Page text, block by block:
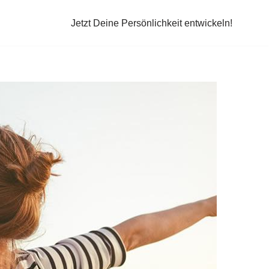
Jetzt Deine Persönlichkeit entwickeln!